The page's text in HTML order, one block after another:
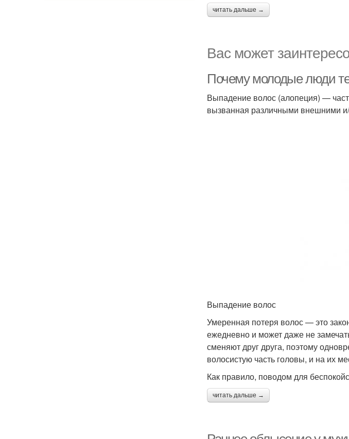
читать дальше →
Вас может
Почему молодые люди
Выпадение волос (алопеция) —
вызванная различными внешними
Выпадение волос
Умеренная потеря волос — это
ежедневно и может даже не
сменяют друг друга, поэтому
волосистую часть головы, и на их
Как правило, поводом для
читать дальше →